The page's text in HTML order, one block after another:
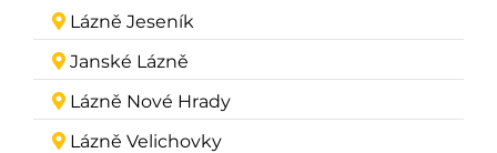
Lázně Jeseník
Janské Lázně
Lázně Nové Hrady
Lázně Velichovky